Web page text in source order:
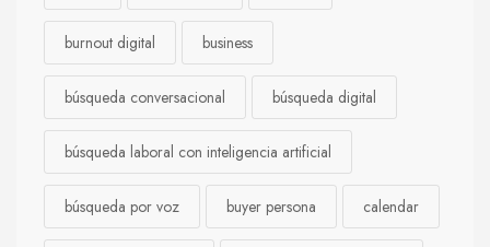
burnout digital business
búsqueda conversacional búsqueda digital
búsqueda laboral con inteligencia artificial
búsqueda por voz buyer persona calendar